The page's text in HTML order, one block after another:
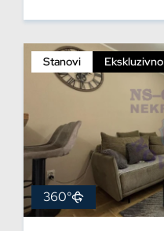
Stanovi Ekskluzivno
360°